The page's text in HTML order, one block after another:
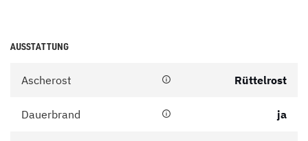
AUSSTATTUNG
Ascherost Rüttelrost
Dauerbrand ja